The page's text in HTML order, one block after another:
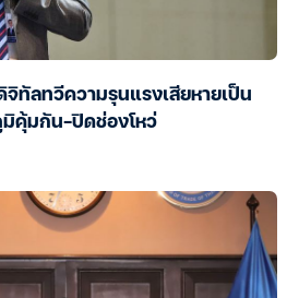
จิทัลทวีความรุนแรงเสียหายเป็น
มิคุ้มกัน-ปิดช่องโหว่